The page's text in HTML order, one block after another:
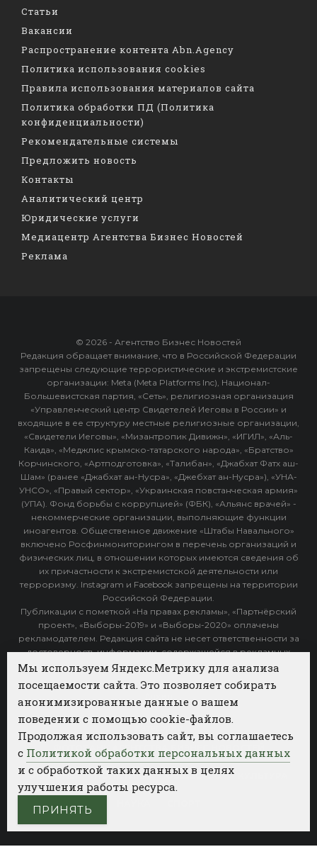
Статьи
Вакансии
Распространение контента Abn.Agency
Политика использования cookies
Правила использования материалов сайта
Политика обработки ПД (Политика
конфиденциальности)
Рекомендательные системы
Предложить новость
Контакты
Аналитический центр
Юридические услуги
Медиацентр Агентства Бизнес Новостей
Реклама
© 2026 - Агентство Бизнес Новостей
Редакция обращает внимание, что в Российской Федерации
запрещены следующие террористические и экстремистские
организации: Meta (Meta Platforms Inc), Национал-
Большевистская партия, «Сеть», религиозная организация
«Управленческий центр Свидетелей Иеговы в России» и
входящие в ее структуру местные религиозные организации,
«Свидетели Иеговы», «Мизантропик Дивижн», «ИГИЛ», «Аль-
Каида», «Меджлис крымско-татарского народа», «Братство»
Корчинского, «Артподготовка», «Талибан», «Джабхат Фатх аш-
Шам» (ранее «Джабхат ан-Нусра», «Джебхат ан-Нусра»), «УНА-
УНСО», «Правый сектор», «Украинская повстанческая армия»
(УПА). Фонд борьбы с коррупцией» (ФБК), «Альянс врачей» -
некоммерческие организации, выполняющие функции
иноагентов. Общественное движение «Штабы Навального»
включено Росфинмониторингом в перечень организаций и
физических лиц, в отношении которых имеются сведения об
их причастности к экстремистской деятельности или
терроризму. Instagram и Facebook запрещены на территории
Российской Федерации.
Публикации с пометкой «На правах рекламы», «Партнёрский
проект», «Выборы-2019» и «Выборы-2020» оплачены
рекламодателем. Редакция сайта не несет ответственности за
достоверность информации, содержащейся в рекламных
объявлениях.
ФОТОБАНК АГЕНТСТВА БИЗНЕС НОВОСТЕЙ
РЕГИОНЫ ПОЛИТИКА ОБЩЕСТВО
Мы используем Яндекс.Метрику для анализа
посещаемости сайта. Это позволяет собирать
анонимизированные данные о вашем
поведении с помощью cookie-файлов.
Продолжая использовать сайт, вы соглашаетесь
с Политикой обработки персональных данных
и с обработкой таких данных в целях
улучшения работы ресурса.
ПРИНЯТЬ